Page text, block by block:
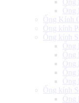
Ống
Ống Kính
Ống kính
Ống kính
Ống
Ống
Ống
Ống
Ống
Ống kính
Ống